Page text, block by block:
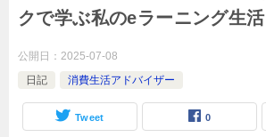
クで学ぶ私のeラーニング生活
公開日： 2025-07-08
日記
消費生活アドバイザー
Tweet 0